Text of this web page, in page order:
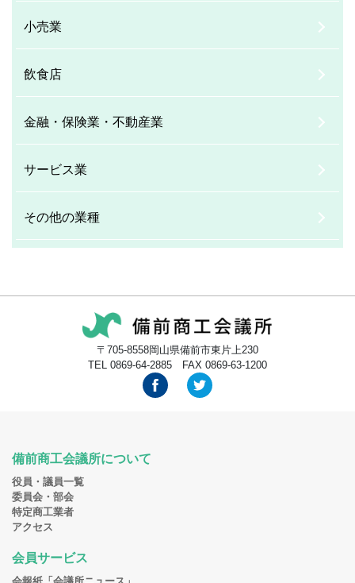
小売業
飲食店
金融・保険業・不動産業
サービス業
その他の業種
〒705-8558岡山県備前市東片上230
TEL 0869-64-2885 FAX 0869-63-1200
備前商工会議所について
役員・議員一覧
委員会・部会
特定商工業者
アクセス
会員サービス